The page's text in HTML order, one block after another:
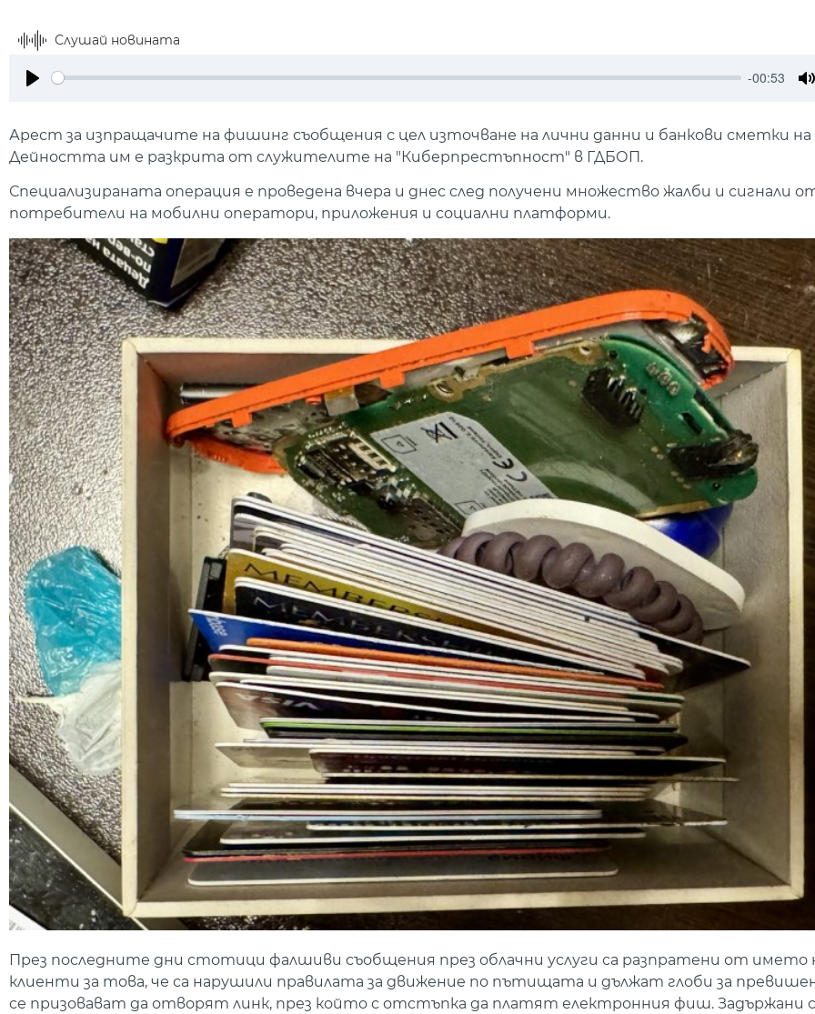
Слушай новината
-00:53
Арест за изпращачите на фишинг съобщения с цел източване на лични данни и банкови сметки на
Дейността им е разкрита от служителите на "Киберпрестъпност" в ГДБОП.
Специализираната операция е проведена вчера и днес след получени множество жалби и сигнали
потребители на мобилни оператори, приложения и социални платформи.
През последните дни стотици фалшиви съобщения през облачни услуги са разпратени от името
клиенти за това, че са нарушили правилата за движение по пътищата и дължат глоби за
се призовават да отворят линк, през който с отстъпка да платят електронния фиш. Задържани